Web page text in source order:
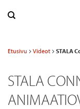
Etusivu Videot STALA
STALA